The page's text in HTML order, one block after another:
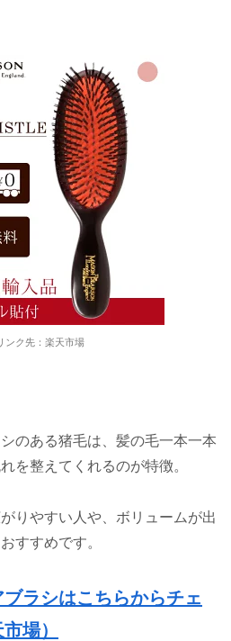
ンク先：楽天市場
のある猪毛は、髪の毛一本一本
を整えてくれるのが特徴。
りやすい人や、ボリュームが出
すすめです。
ラシはこちらからチェ
場）